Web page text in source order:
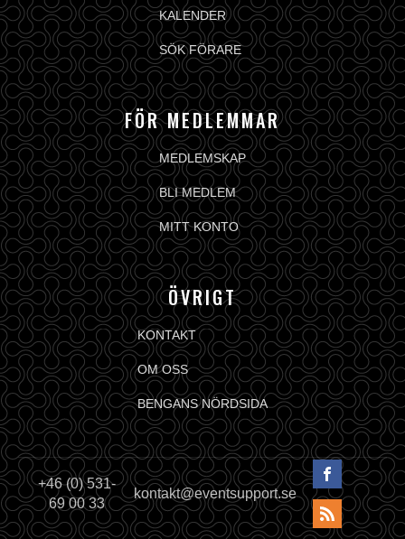
KALENDER
SÖK FÖRARE
FÖR MEDLEMMAR
MEDLEMSKAP
BLI MEDLEM
MITT KONTO
ÖVRIGT
KONTAKT
OM OSS
BENGANS NÖRDSIDA
+46 (0) 531-
69 00 33
kontakt@eventsupport.se